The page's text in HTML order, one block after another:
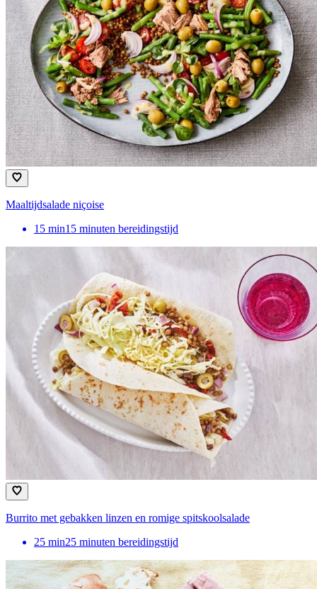
Maaltijdsalade niçoise
15 min15 minuten bereidingstijd
Burrito met gebakken linzen en romige spitskoolsalade
25 min25 minuten bereidingstijd